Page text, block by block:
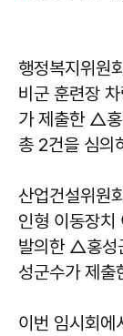
행정복지위원
비군 훈련장
가 제출한 △홍
총 2건을 심의
산업건설위원
인형 이동장치
발의한 △홍성
성군수가 제
이번 임시회